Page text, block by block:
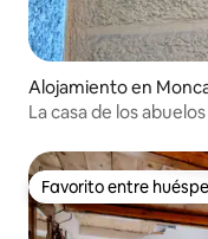
Alojamiento en
La casa de los abuelos
Favorito entre
Favorito entre